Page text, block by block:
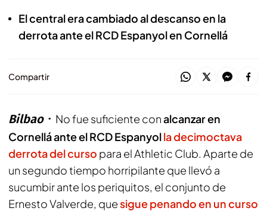
El central era cambiado al descanso en la
derrota ante el RCD Espanyol en Cornellá
Compartir
Bilbao No fue suficiente conalcanzar en
Cornellá ante el RCD Espanyolla decimoctava
derrota del curso para el Athletic Club. Aparte de
un segundo tiempo horripilante que llevó a
sucumbir ante los periquitos, el conjunto de
Ernesto Valverde, quesigue penando en un curso